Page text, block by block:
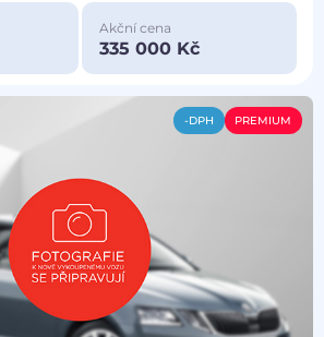
Akční cena
335 000 Kč
-DPH PREMIUM